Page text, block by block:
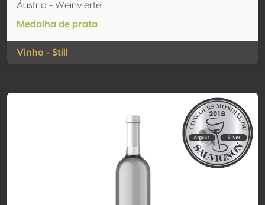
Áustria - Weinviertel
Medalha de prata
Vinho - Still